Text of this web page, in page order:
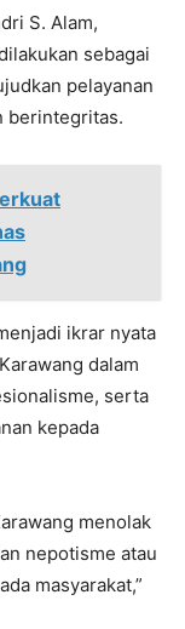
S. Alam,
sebagai
pelayanan
berintegritas.
ikrar nyata
dalam
serta
kepada
menolak
nepotisme atau
masyarakat,”